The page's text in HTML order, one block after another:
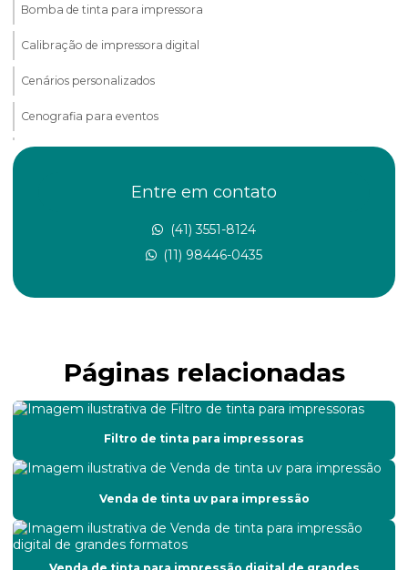
Bomba de tinta para impressora
Calibração de impressora digital
Cenários personalizados
Cenografia para eventos
Cenografia para exposições
Cenografia para feiras
Conserto de impressora
Conserto de impressora de grande formato
Conserto de impressoras de médio e grande formato
Conserto e manutenção de impressora
Conserto de placa de controle de impressora
Conserto de placas eletrônicas de impressora
Conserto de plotter de impressão
Conserto de plotter de recorte
Entre em contato
(41) 3551-8124
(11) 98446-0435
Páginas relacionadas
Filtro de tinta para impressoras
Venda de tinta uv para impressão